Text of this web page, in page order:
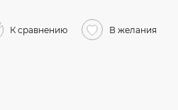
К сравнению В желания